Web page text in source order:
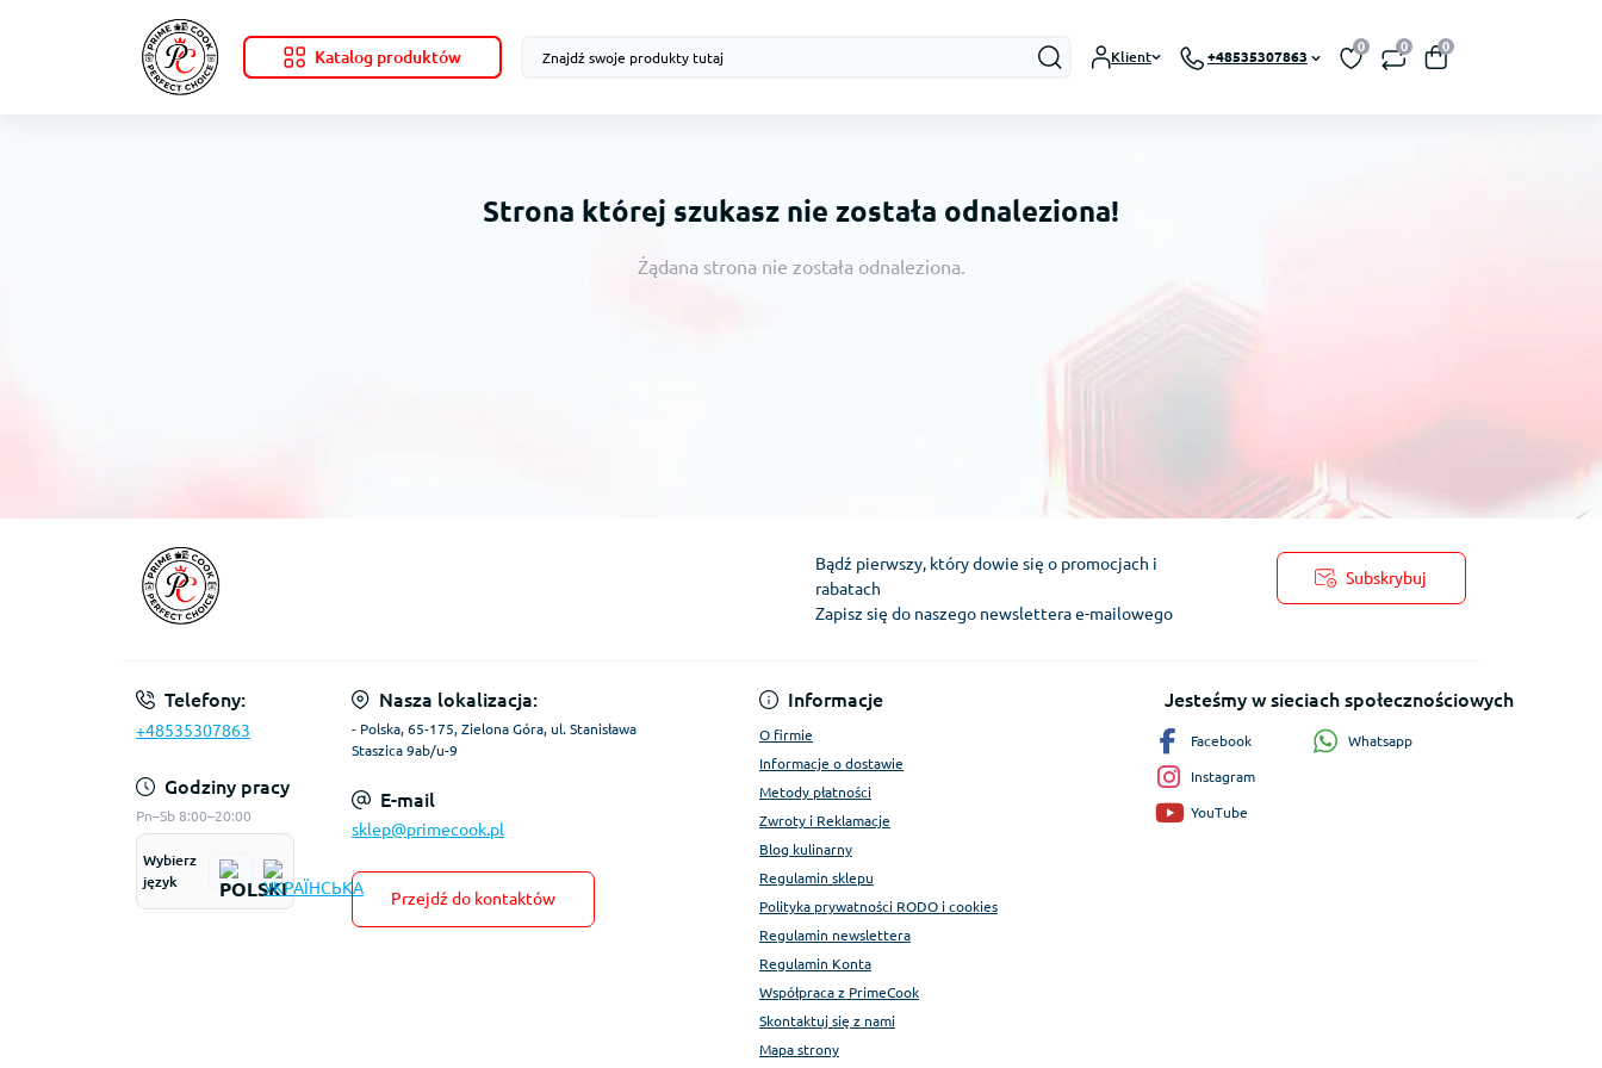
Katalog produktów Klient +48535307863
0 0 0
Strona której szukasz nie została odnaleziona!
Żądana strona nie została odnaleziona.
Bądź pierwszy, który dowie się o promocjach i
rabatach
Zapisz się do naszego newslettera e-mailowego
Subskrybuj
Regulamin Konta
Telefony:
+48535307863
Godziny pracy
Pn–Sb 8:00–20:00
Wybierz
język
Nasza lokalizacja:
- Polska, 65-175, Zielona Góra, ul. Stanisława
Staszica 9ab/u-9
E-mail
sklep@primecook.pl
Przejdź do kontaktów
Informacje
O firmie
Informacje o dostawie
Metody płatności
Zwroty i Reklamacje
Blog kulinarny
Regulamin sklepu
Polityka prywatności RODO i cookies
Regulamin newslettera
Regulamin Konta
Współpraca z PrimeCook
Skontaktuj się z nami
Mapa strony
Jesteśmy w sieciach społecznościowych
Facebook
Instagram
YouTube
Whatsapp